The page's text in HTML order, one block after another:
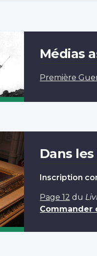
Médias
Première
Dans
Inscription
Page 12 du
Commander